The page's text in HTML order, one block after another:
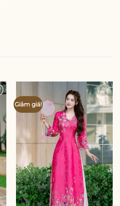
Giảm giá!
Add to
wishlist